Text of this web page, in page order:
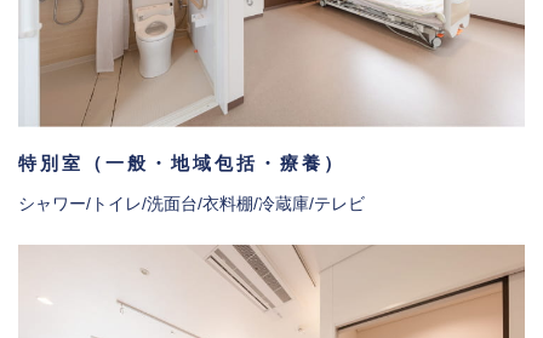
特別室（一般・地域包括・療養）
シャワー/トイレ/洗面台/衣料棚/冷蔵庫/テレビ